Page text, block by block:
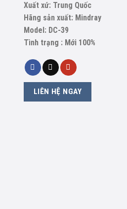
Xuất xứ: Trung Quốc
Hãng sản xuất: Mindray
Model: DC-39
Tình trạng : Mới 100%
LIÊN HỆ NGAY